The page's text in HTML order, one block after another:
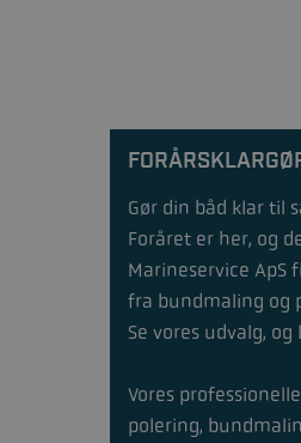
Gør din båd klar til
Foråret er her, og
Marineservice
fra bundmaling og
Se vores udvalg,
Vores
polering,